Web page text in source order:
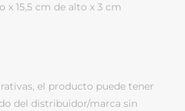
x 15,5 cm de alto x 3 cm
el producto puede tener
del distribuidor/marca sin